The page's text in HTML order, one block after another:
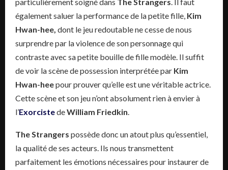
particulièrement soigné dans The Strangers. Il faut
également saluer la performance de la petite fille, Kim
Hwan-hee, dont le jeu redoutable ne cesse de nous
surprendre par la violence de son personnage qui
contraste avec sa petite bouille de fille modèle. Il suffit
de voir la scène de possession interprétée par Kim
Hwan-heepour prouver qu’elle est une véritable actrice.
Cette scène et son jeu n’ont absolument rien à envier à
l’ExorcistedeWilliam Friedkin.
The Strangers possède donc un atout plus qu’essentiel,
la qualité de ses acteurs. Ils nous transmettent
parfaitement les émotions nécessaires pour instaurer de